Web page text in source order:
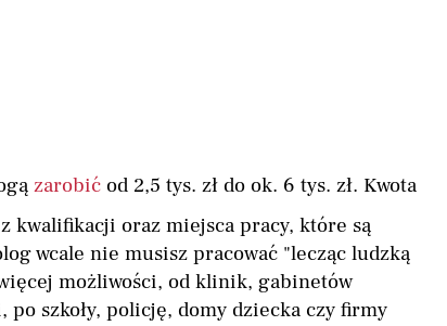
zarobić od 2,5 tys. zł do ok. 6 tys. zł. Kwota
kwalifikacji oraz miejsca pracy, które są
wcale nie musisz pracować "lecząc ludzką
możliwości, od klinik, gabinetów
szkoły, policję, domy dziecka czy firmy